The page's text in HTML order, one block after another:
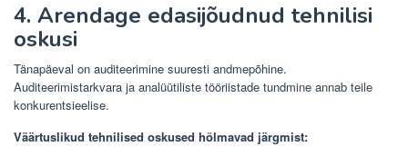
4. Arendage edasijõudnud tehnilisi
oskusi
Tänapäeval on auditeerimine suuresti andmepõhine.
Auditeerimistarkvara ja analüütiliste tööriistade tundmine annab teile
konkurentsieelise.
Väärtuslikud tehnilised oskused hõlmavad järgmist: